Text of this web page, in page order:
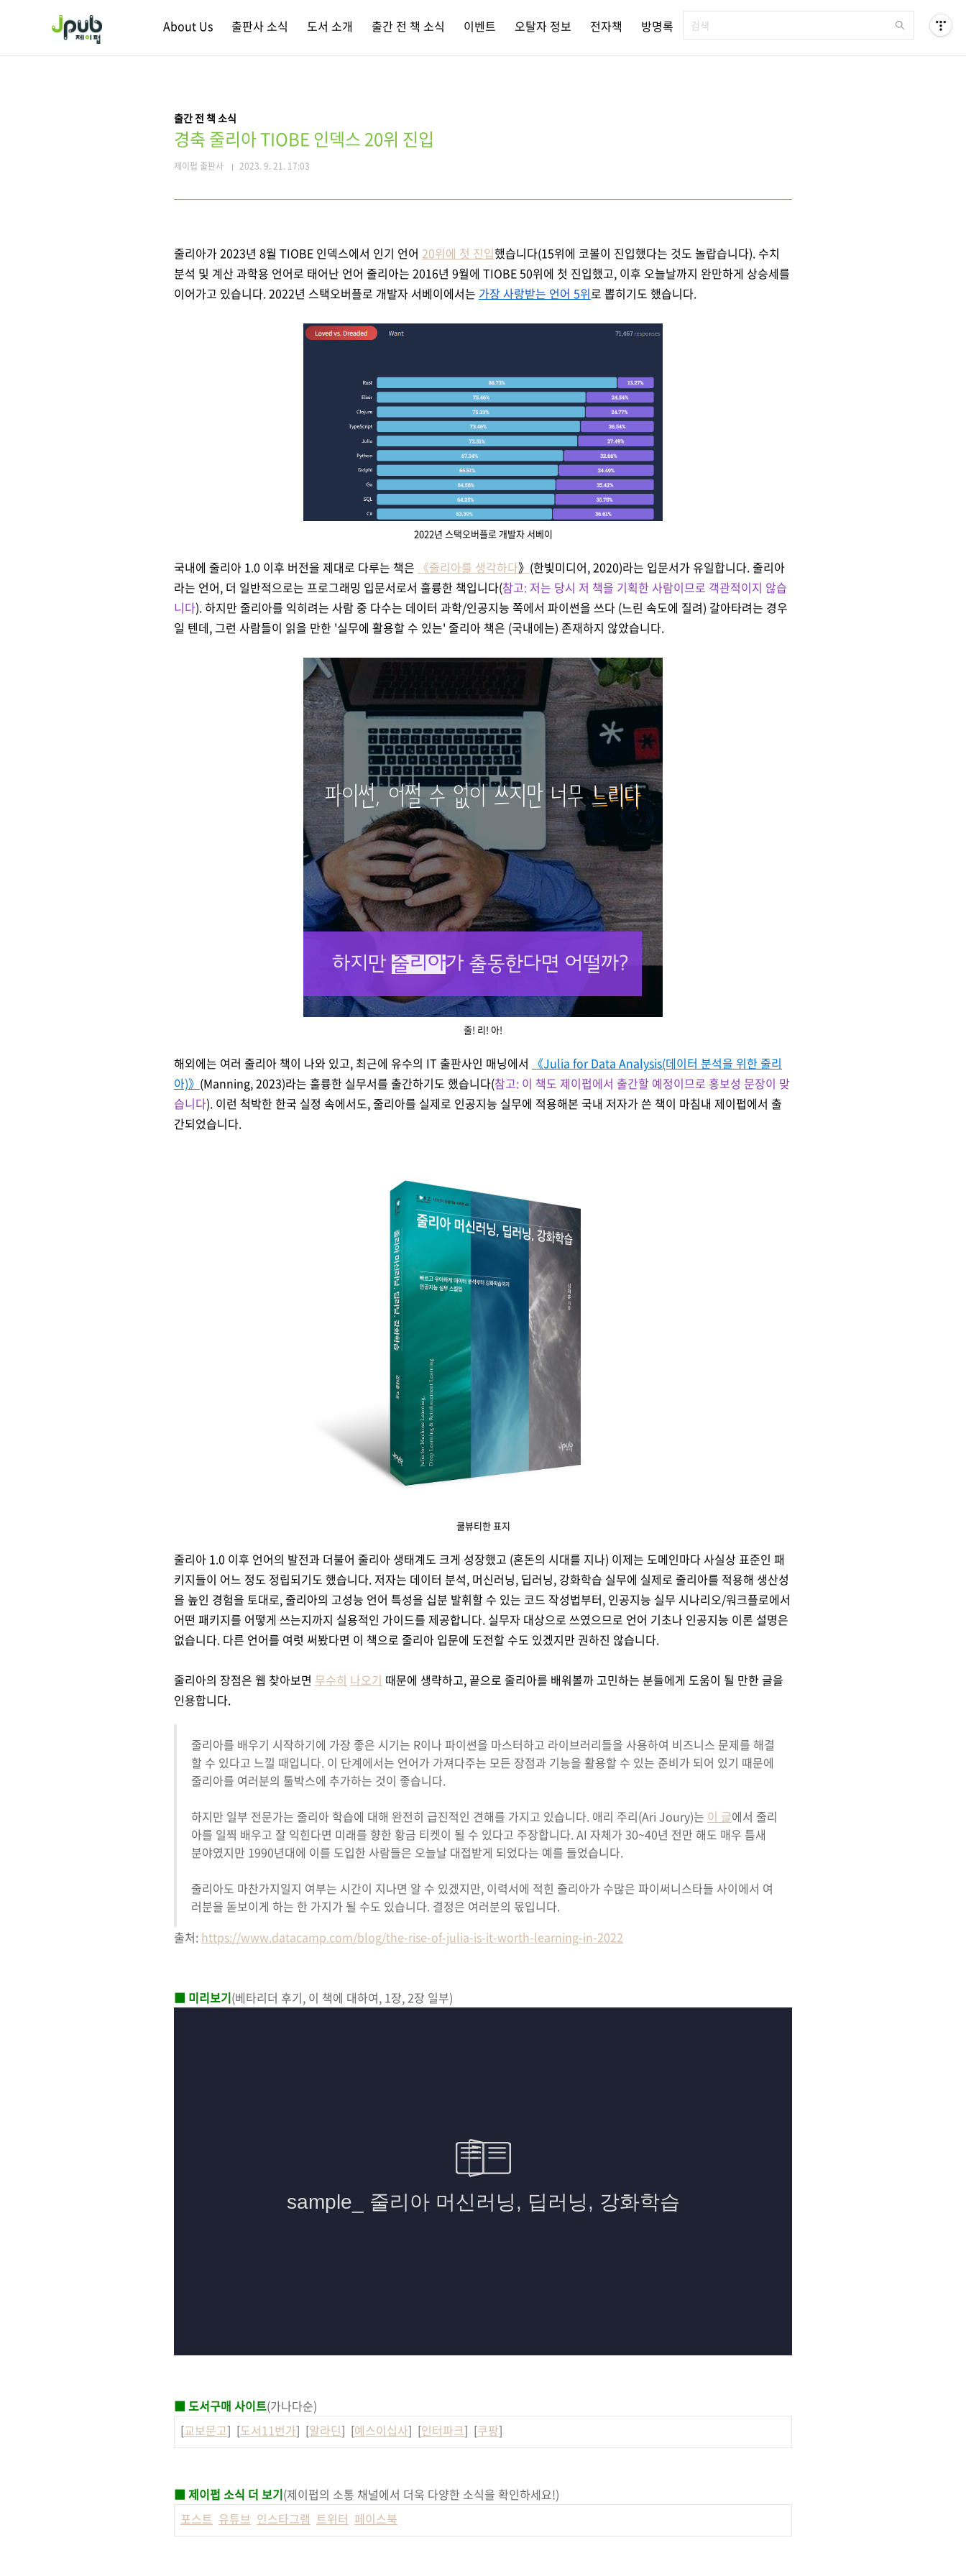
About Us 출판사 소식 도서 소개 출간 전 책 소식 이벤트 오탈자 정보 전자책 방명록
출간 전 책 소식
경축 줄리아 TIOBE 인덱스 20위 진입
제이펍 출판사 2023. 9. 21. 17:03
줄리아가2023년 8월 TIOBE 인덱스에서 인기 언어 20위에 첫 진입했습니다(15위에 코볼이 진입했다는 것도 놀랍습니다).수치
분석 및 계산 과학용 언어로 태어난 언어 줄리아는 2016년 9월에 TIOBE 50위에 첫 진입했고, 이후 오늘날까지 완만하게 상승세를
이어가고 있습니다.2022년 스택오버플로 개발자 서베이에서는 가장 사랑받는 언어 5위로 뽑히기도 했습니다.
2022년 스택오버플로 개발자 서베이
국내에 줄리아 1.0 이후 버전을 제대로 다루는 책은 《줄리아를 생각하다》 (한빛미디어, 2020)라는 입문서가 유일합니다. 줄리아
라는 언어, 더 일반적으로는 프로그래밍 입문서로서 훌륭한 책입니다(참고: 저는 당시 저 책을 기획한 사람이므로 객관적이지 않습
니다).하지만 줄리아를 익히려는 사람 중 다수는 데이터 과학/인공지능 쪽에서 파이썬을 쓰다 (느린 속도에 질려) 갈아타려는 경우
일 텐데, 그런 사람들이 읽을 만한 '실무에 활용할 수 있는' 줄리아 책은 (국내에는) 존재하지 않았습니다.
줄! 리! 아!
해외에는 여러 줄리아 책이 나와 있고, 최근에 유수의 IT 출판사인 매닝에서 《Julia for Data Analysis(데이터 분석을 위한 줄리
아)》 (Manning, 2023)라는 훌륭한 실무서를 출간하기도 했습니다(참고: 이 책도 제이펍에서 출간할 예정이므로 홍보성 문장이 맞
습니다). 이런 척박한 한국 실정 속에서도, 줄리아를 실제로 인공지능 실무에 적용해본 국내 저자가 쓴 책이 마침내 제이펍에서 출
간되었습니다.
쿨뷰티한 표지
줄리아 1.0 이후 언어의 발전과 더불어 줄리아 생태계도 크게 성장했고 (혼돈의 시대를 지나) 이제는 도메인마다 사실상 표준인 패
키지들이 어느 정도 정립되기도 했습니다. 저자는 데이터 분석, 머신러닝, 딥러닝, 강화학습 실무에 실제로 줄리아를 적용해 생산성
을 높인 경험을 토대로, 줄리아의 고성능 언어 특성을 십분 발휘할 수 있는 코드 작성법부터, 인공지능 실무 시나리오/워크플로에서
어떤 패키지를 어떻게 쓰는지까지 실용적인 가이드를 제공합니다. 실무자 대상으로 쓰였으므로 언어 기초나 인공지능 이론 설명은
없습니다. 다른 언어를 여럿 써봤다면 이 책으로 줄리아 입문에 도전할 수도 있겠지만 권하진 않습니다.
줄리아의 장점은 웹 찾아보면 무수히 나오기 때문에 생략하고, 끝으로 줄리아를 배워볼까 고민하는 분들에게 도움이 될 만한 글을
인용합니다.
줄리아를 배우기 시작하기에 가장 좋은 시기는 R이나 파이썬을 마스터하고 라이브러리들을 사용하여 비즈니스 문제를 해결
할 수 있다고 느낄 때입니다. 이 단계에서는 언어가 가져다주는 모든 장점과 기능을 활용할 수 있는 준비가 되어 있기 때문에
줄리아를 여러분의 툴박스에 추가하는 것이 좋습니다.
하지만 일부 전문가는 줄리아 학습에 대해 완전히 급진적인 견해를 가지고 있습니다. 애리 주리(Ari Joury)는 이 글에서 줄리
아를 일찍 배우고 잘 익힌다면 미래를 향한 황금 티켓이 될 수 있다고 주장합니다. AI 자체가 30~40년 전만 해도 매우 틈새
분야였지만 1990년대에 이를 도입한 사람들은 오늘날 대접받게 되었다는 예를 들었습니다.
줄리아도 마찬가지일지 여부는 시간이 지나면 알 수 있겠지만, 이력서에 적힌 줄리아가 수많은 파이써니스타들 사이에서 여
러분을 돋보이게 하는 한 가지가 될 수도 있습니다. 결정은 여러분의 몫입니다.
출처: https://www.datacamp.com/blog/the-rise-of-julia-is-it-worth-learning-in-2022
■ 미리보기(베타리더 후기, 이 책에 대하여, 1장, 2장 일부)
■ 도서구매 사이트(가나다순)
[교보문고] [도서11번가] [알라딘] [예스이십사] [인터파크] [쿠팡]
■ 제이펍 소식 더 보기(제이펍의 소통 채널에서 더욱 다양한 소식을 확인하세요!)
포스트 유튜브 인스타그램 트위터 페이스북